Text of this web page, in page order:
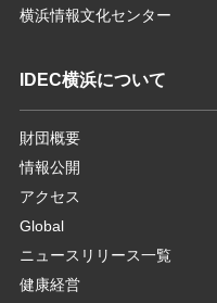
横浜情報文化センター
IDEC横浜について
財団概要
情報公開
アクセス
Global
ニュースリリース一覧
健康経営